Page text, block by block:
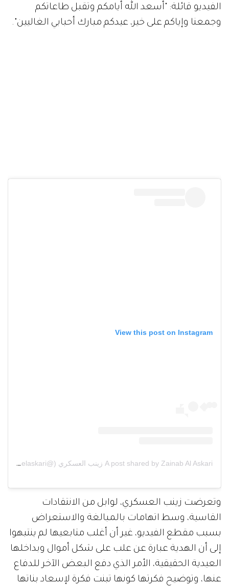
الفيديو قائلة: "أسعد الله أيامكم وتقبل طاعاتكم
وجمعنا وإياكم على خير، عيدكم مبارك أحبابي الغاليين".
View this post on Instagram
A post shared by Zainab Al Askari زينب العسكري (@z.elaskari)
وتعرضت زينب العسكري، لوابل من الانتقادات
القاسية، وسط اتهامات بالمبالغة والاستعراض
بسبب مقطع الفيديو، غير أن أغلب متابعيها لم ينتبهوا
إلى أن الهدية عبارة عن علب على شكل أموال وبداخلها
العيدية الحقيقية، الأمر الذي دفع البعض الآخر للدفاع
عنها، وتوضيح فكرتها كونها تبنت فكرة لإسعاد بناتها